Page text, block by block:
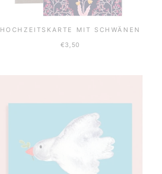
HOCHZEITSKARTE MIT SCHWÄNEN
€3,50